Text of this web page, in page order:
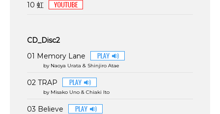
10 虹
CD_Disc2
01 Memory Lane
by Naoya Urata & Shinjiro Atae
02 TRAP
by Misako Uno & Chiaki Ito
03 Believe